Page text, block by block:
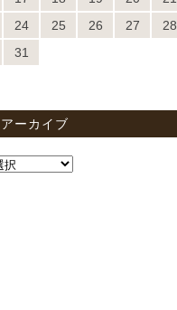
24
25 26 27 28
31
ーカイブ